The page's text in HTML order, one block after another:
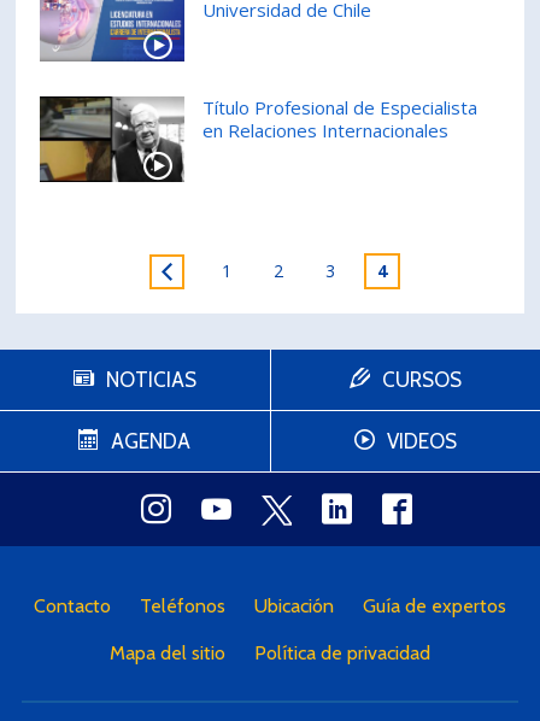
Universidad de Chile
Título Profesional de Especialista
en Relaciones Internacionales
1 2 3 4
NOTICIAS
AGENDA
CURSOS
VIDEOS
Contacto Teléfonos Ubicación Guía de expertos
Mapa del sitio Política de privacidad